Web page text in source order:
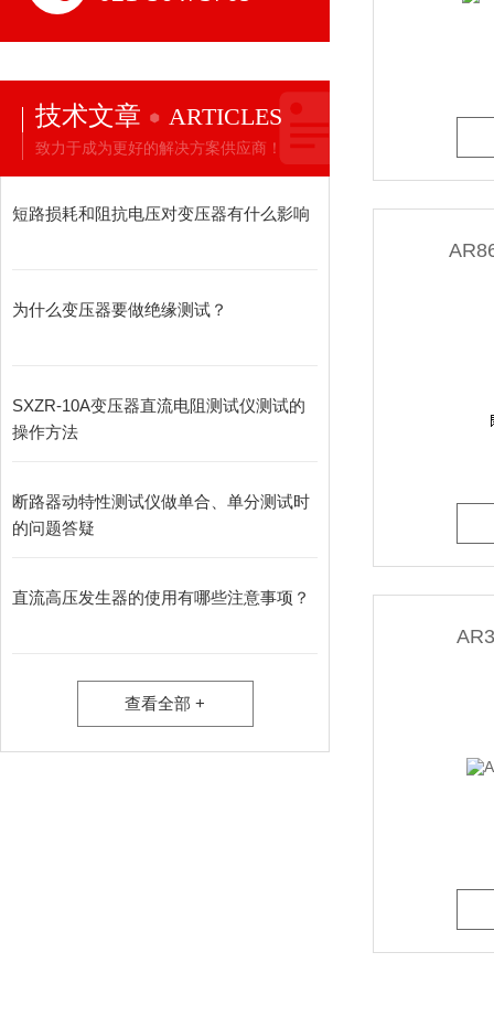
技术文章 ARTICLES
致力于成为更好的解决方案供应商！
短路损耗和阻抗电压对变压器有什么影响
为什么变压器要做绝缘测试？
SXZR-10A变压器直流电阻测试仪测试的
操作方法
断路器动特性测试仪做单合、单分测试时
的问题答疑
直流高压发生器的使用有哪些注意事项？
查看全部 +